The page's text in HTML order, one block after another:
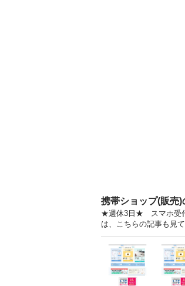
携帯ショップ(販売
★週休3日★ スマホ受付
は、こちらの記事も見て